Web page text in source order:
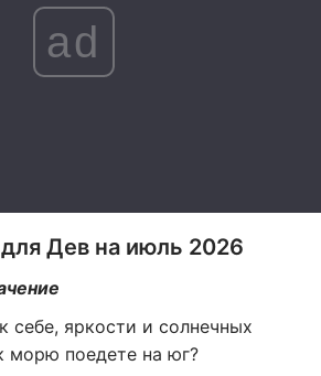
ad
Дев на июль 2026
себе, яркости и солнечных
морю поедете на юг?